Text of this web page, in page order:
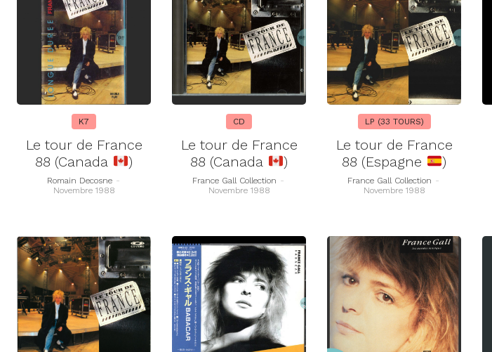
K7
Le tour de France
88 (Canada
)
Romain Decosne -
Novembre 1988
CD
Le tour de France
88 (Canada
)
France Gall Collection -
Novembre 1988
LP (33 TOURS)
Le tour de France
88 (Espagne
)
France Gall Collection -
Novembre 1988